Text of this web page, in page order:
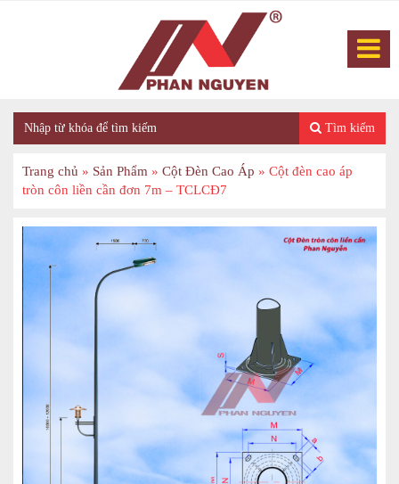
Tìm kiếm
Trang chủ » Sản Phẩm » Cột Đèn Cao Áp » Cột đèn cao áp
tròn côn liền cần đơn 7m – TCLCĐ7